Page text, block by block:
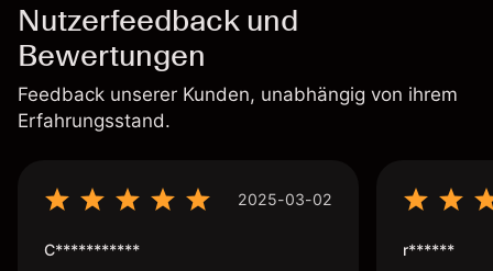
Nutzerfeedback und
Bewertungen
Feedback unserer Kunden, unabhängig von ihrem
Erfahrungsstand.
2025-03-02
C*********** r******